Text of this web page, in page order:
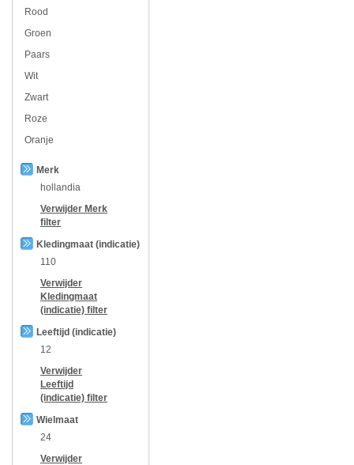
Rood
Groen
Paars
Wit
Zwart
Roze
Oranje
Merk
hollandia
Verwijder Merk
filter
Kledingmaat (indicatie)
110
Verwijder
Kledingmaat
(indicatie) filter
Leeftijd (indicatie)
12
Verwijder
Leeftijd
(indicatie) filter
Wielmaat
24
Verwijder